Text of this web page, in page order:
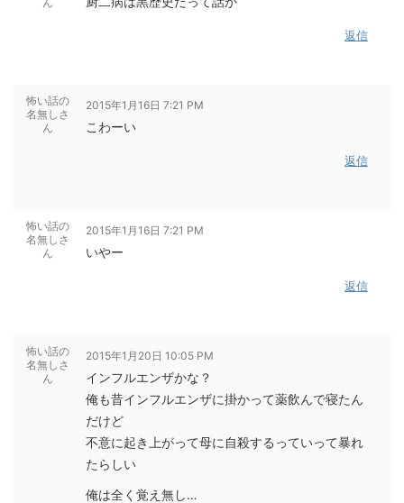
返信
怖い話の
名無しさ
ん
2015年1月16日 7:21 PM
こわーい
返信
怖い話の
名無しさ
ん
2015年1月16日 7:21 PM
いやー
返信
怖い話の
名無しさ
ん
2015年1月20日 10:05 PM
インフルエンザかな？
俺も昔インフルエンザに掛かって薬飲んで寝たん
だけど
不意に起き上がって母に自殺するっていって暴れ
たらしい
俺は全く覚え無し…